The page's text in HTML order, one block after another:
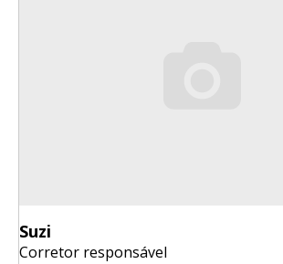
Suzi
Corretor responsável